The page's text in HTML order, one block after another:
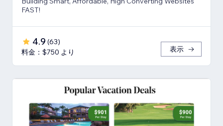
FAST!
4.9 (63)
料金：$750 より
表示